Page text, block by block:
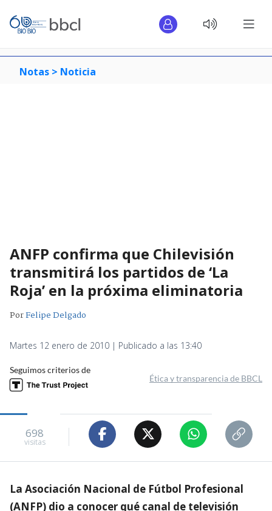
Notas > Noticia
ANFP confirma que Chilevisión
transmitirá los partidos de ‘La
Roja’ en la próxima eliminatoria
PorFelipe Delgado
Martes 12 enero de 2010 | Publicado a las 13:40
Seguimos criterios de
Ética y transparencia de BBCL
698
visitas
La Asociación Nacional de Fútbol Profesional
(ANFP) dio a conocer qué canal de televisión